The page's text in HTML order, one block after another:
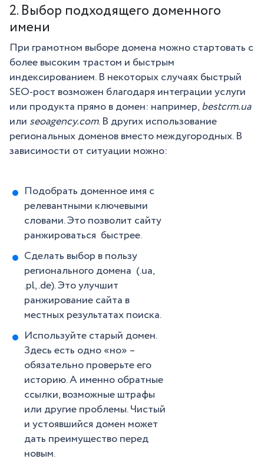
2. Выбор подходящего доменного
имени
При грамотном выборе домена можно стартовать с
более высоким трастом и быстрым
индексированием. В некоторых случаях быстрый
SEO-рост возможен благодаря интеграции услуги
или продукта прямо в домен: например,bestcrm.ua
или seoagency.com. В других использование
региональных доменов вместо междугородных. В
зависимости от ситуации можно:
Подобрать доменное имя с
релевантными ключевыми
словами. Это позволит сайту
ранжироваться быстрее.
Сделать выбор в пользу
регионального домена (.ua,
.pl, .de). Это улучшит
ранжирование сайта в
местных результатах поиска.
Используйте старый домен.
Здесь есть одно «но» –
обязательно проверьте его
историю. А именно обратные
ссылки, возможные штрафы
или другие проблемы. Чистый
и устоявшийся домен может
дать преимущество перед
новым.